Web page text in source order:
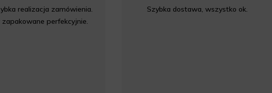
realizacja zamówienia.
perfekcyjnie.
Szybka dostawa, wszystko ok.